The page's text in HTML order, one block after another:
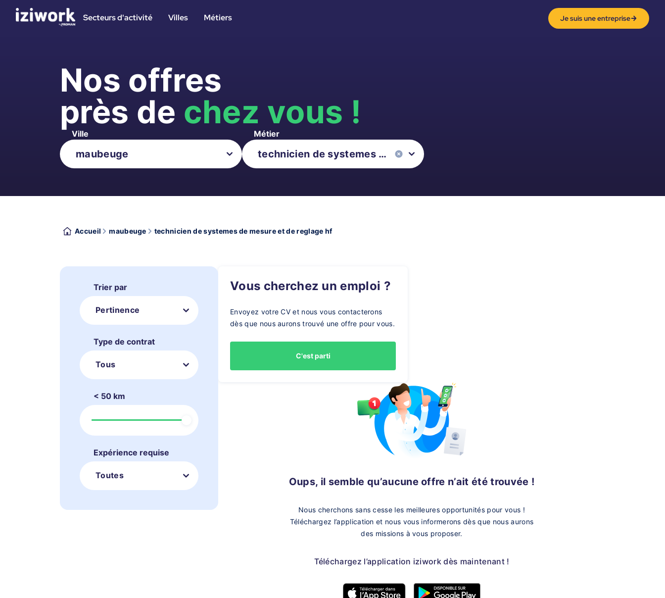
Secteurs d'activité Villes Métiers Je suis une entreprise
Nos offres
près de chez vous !
Ville Métier
Accueil maubeuge technicien de systemes de mesure et de reglage hf
Trier par
Pertinence
Type de contrat
Tous
< 50 km
Expérience requise
Toutes
Vous cherchez un emploi ?
Envoyez votre CV et nous vous contacterons
dès que nous aurons trouvé une offre pour vous.
C'est parti
Oups, il semble qu’aucune offre n’ait été trouvée !
Nous cherchons sans cesse les meilleures opportunités pour vous !
Téléchargez l’application et nous vous informerons dès que nous aurons
des missions à vous proposer.
Téléchargez l’application iziwork dès maintenant !